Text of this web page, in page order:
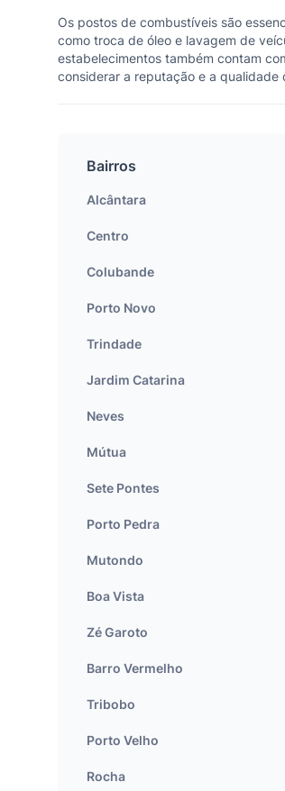
Os postos de combustíveis são
como troca de óleo e lavagem de
estabelecimentos também contam
considerar a reputação e a
Bairros
Alcântara
Centro
Colubande
Porto Novo
Trindade
Jardim Catarina
Neves
Mútua
Sete Pontes
Porto Pedra
Mutondo
Boa Vista
Zé Garoto
Barro Vermelho
Tribobo
Porto Velho
Rocha